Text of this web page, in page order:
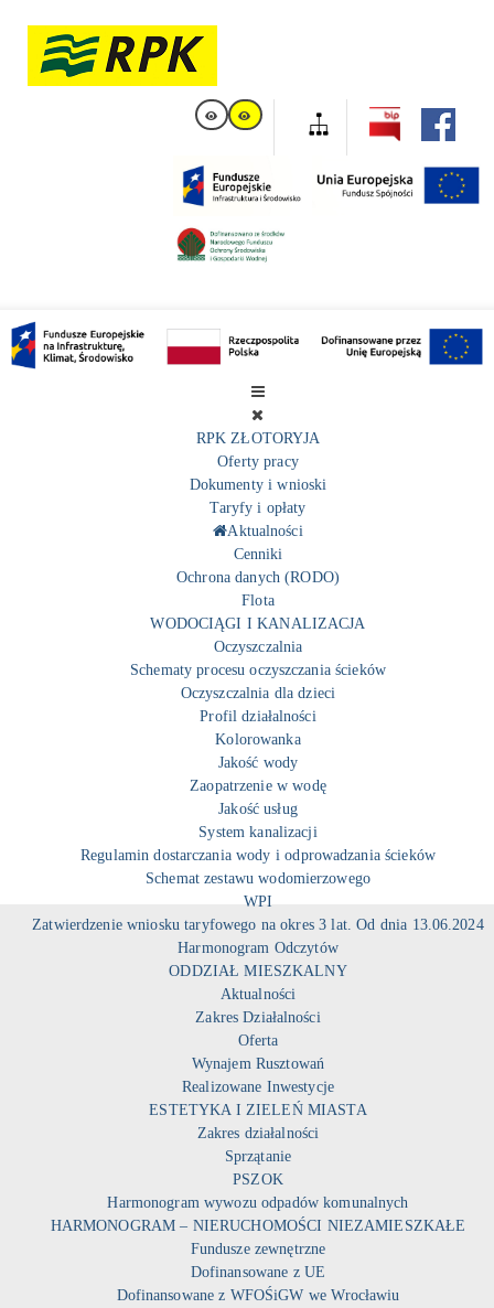
RPK ZŁOTORYJA
Oferty pracy
Dokumenty i wnioski
Taryfy i opłaty
Aktualności
Cenniki
Ochrona danych (RODO)
Flota
WODOCIĄGI I KANALIZACJA
Oczyszczalnia
Schematy procesu oczyszczania ścieków
Oczyszczalnia dla dzieci
Profil działalności
Kolorowanka
Jakość wody
Zaopatrzenie w wodę
Jakość usług
System kanalizacji
Regulamin dostarczania wody i odprowadzania ścieków
Schemat zestawu wodomierzowego
WPI
Zatwierdzenie wniosku taryfowego na okres 3 lat. Od dnia 13.06.2024
Harmonogram Odczytów
ODDZIAŁ MIESZKALNY
Aktualności
Zakres Działalności
Oferta
Wynajem Rusztowań
Realizowane Inwestycje
ESTETYKA I ZIELEŃ MIASTA
Zakres działalności
Sprzątanie
PSZOK
Harmonogram wywozu odpadów komunalnych
HARMONOGRAM – NIERUCHOMOŚCI NIEZAMIESZKAŁE
Fundusze zewnętrzne
Dofinansowane z UE
Dofinansowane z WFOŚiGW we Wrocławiu